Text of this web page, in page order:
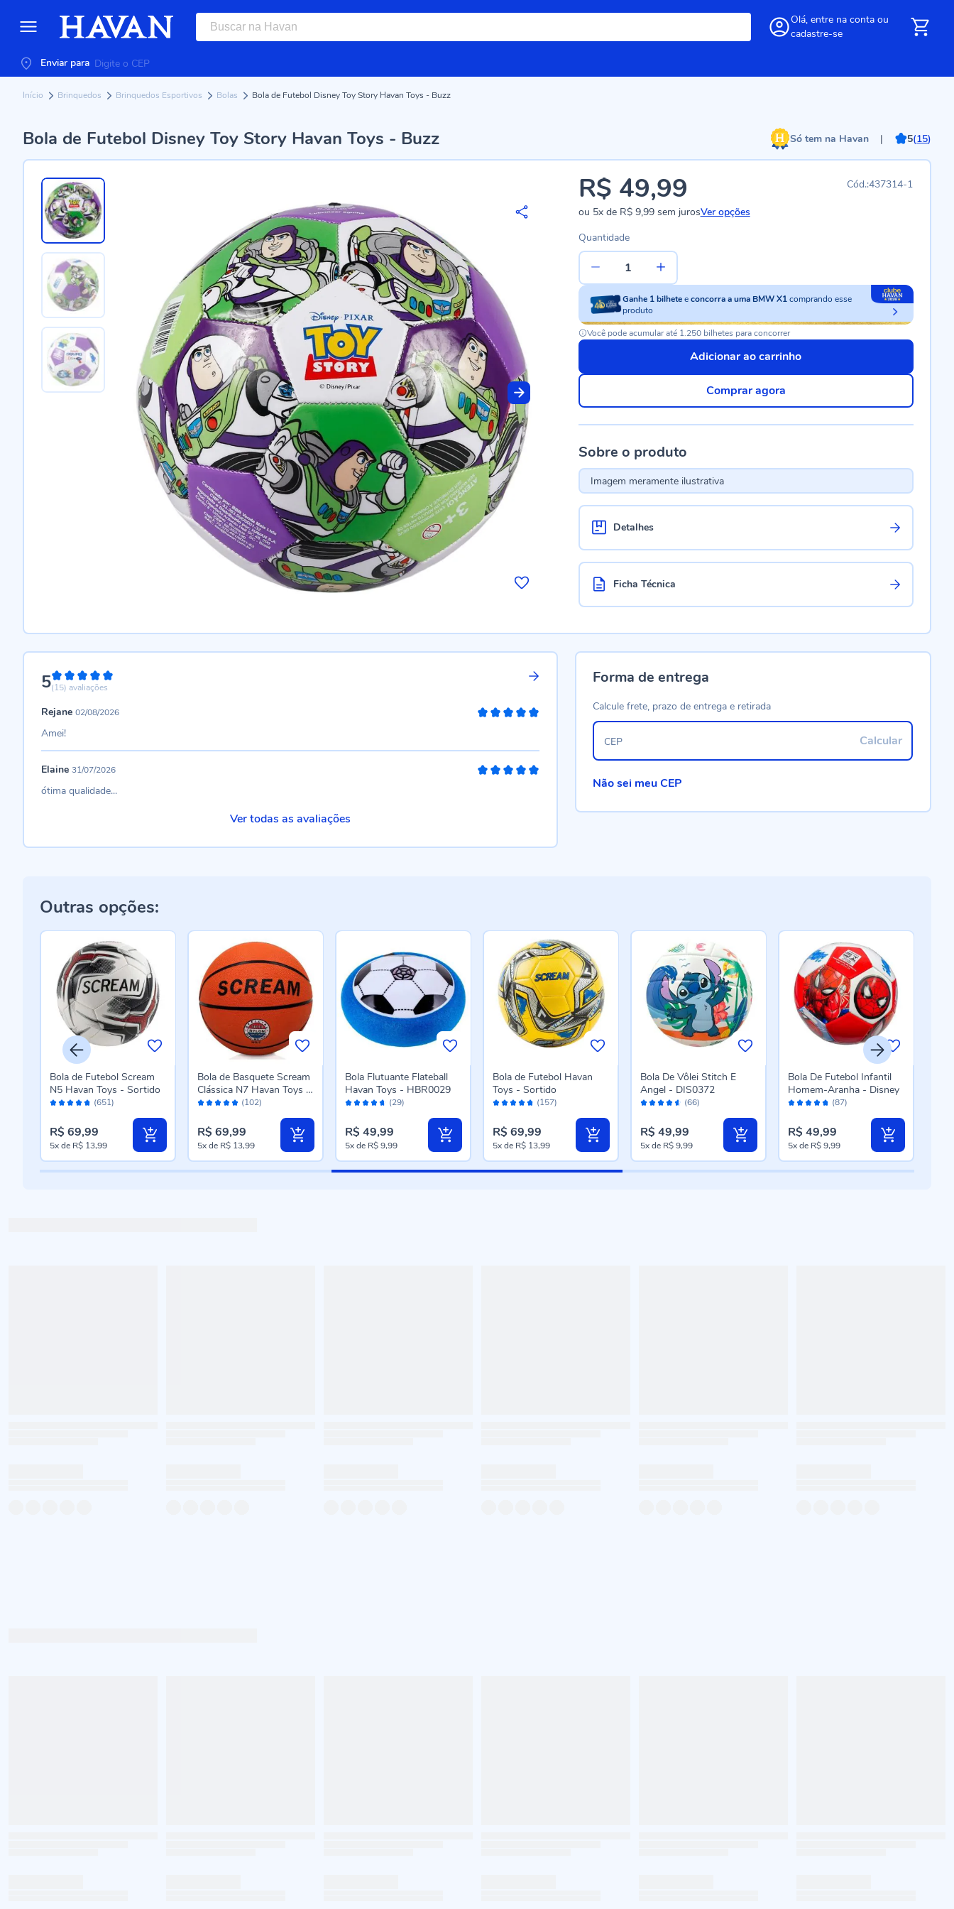
Olá, entre na conta ou
cadastre-se
Enviar para
Início Brinquedos Brinquedos Esportivos Bolas Bola de Futebol Disney Toy Story Havan Toys - Buzz
Bola de Futebol Disney Toy Story Havan Toys - Buzz Só tem na Havan | 5(15)
437314-1
R$ 49,99
ou 5xde R$ 9,99sem jurosVer opções
Quantidade
Ganhe 1 bilhete econcorra a uma BMW X1comprando esse
produto
Você pode acumular até 1.250 bilhetes para concorrer
Adicionar ao carrinho
Comprar agora
Sobre o produto
Imagem meramente ilustrativa
Detalhes
Ficha Técnica
5100%
(15) avaliações
Rejane 02/08/2026
Amei!
Elaine 31/07/2026
ótima qualidade...
Ver todas as avaliações
Forma de entrega
Calcule frete, prazo de entrega e retirada
Calcular
CEP
Não sei meu CEP
Outras opções:
Avaliação: (651)
Bola de Futebol Scream
N5 Havan Toys - Sortido
R$ 69,99
5xde R$ 13,99
Avaliação: (102)
Bola de Basquete Scream
Clássica N7 Havan Toys -
Lanhua F2304
R$ 69,99
5xde R$ 13,99
Avaliação: (29)
Bola Flutuante Flateball
Havan Toys - HBR0029
R$ 49,99
5xde R$ 9,99
Avaliação: (157)
Bola de Futebol Havan
Toys - Sortido
R$ 69,99
5xde R$ 13,99
Avaliação: (66)
Bola De Vôlei Stitch E
Angel - DIS0372
R$ 49,99
5xde R$ 9,99
Avaliação: (87)
Bola De Futebol Infantil
Homem-Aranha - Disney
R$ 49,99
5xde R$ 9,99